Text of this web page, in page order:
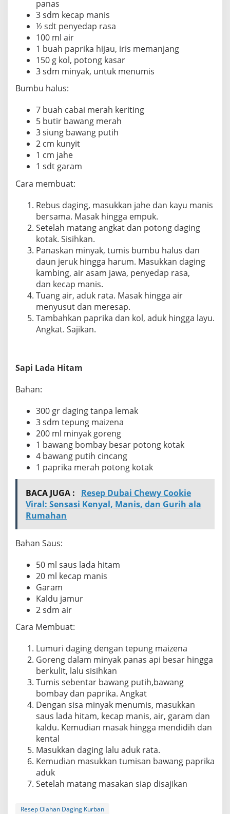
panas
3 sdm kecap manis
½ sdt penyedap rasa
100 ml air
1 buah paprika hijau, iris memanjang
150 g kol, potong kasar
3 sdm minyak, untuk menumis
Bumbu halus:
7 buah cabai merah keriting
5 butir bawang merah
3 siung bawang putih
2 cm kunyit
1 cm jahe
1 sdt garam
Cara membuat:
Rebus daging, masukkan jahe dan kayu manis
bersama. Masak hingga empuk.
Setelah matang angkat dan potong daging
kotak. Sisihkan.
Panaskan minyak, tumis bumbu halus dan
daun jeruk hingga harum. Masukkan daging
kambing, air asam jawa, penyedap rasa,
dan kecap manis.
Tuang air, aduk rata. Masak hingga air
menyusut dan meresap.
Tambahkan paprika dan kol, aduk hingga layu.
Angkat. Sajikan.
Sapi Lada Hitam
Bahan:
300 gr daging tanpa lemak
3 sdm tepung maizena
200 ml minyak goreng
1 bawang bombay besar potong kotak
4 bawang putih cincang
1 paprika merah potong kotak
BACA JUGA :
Resep Dubai Chewy Cookie
Viral: Sensasi Kenyal, Manis, dan Gurih ala
Rumahan
Bahan Saus:
50 ml saus lada hitam
20 ml kecap manis
Garam
Kaldu jamur
2 sdm air
Cara Membuat:
Lumuri daging dengan tepung maizena
Goreng dalam minyak panas api besar hingga
berkulit, lalu sisihkan
Tumis sebentar bawang putih,bawang
bombay dan paprika. Angkat
Dengan sisa minyak menumis, masukkan
saus lada hitam, kecap manis, air, garam dan
kaldu. Kemudian masak hingga mendidih dan
kental
Masukkan daging lalu aduk rata.
Kemudian masukkan tumisan bawang paprika
aduk
Setelah matang masakan siap disajikan
Resep Olahan Daging Kurban